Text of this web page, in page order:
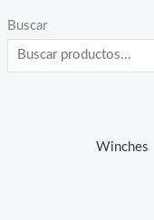
Buscar
Winches